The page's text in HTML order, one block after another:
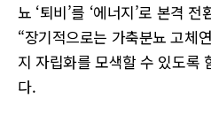
뇨 ‘퇴비’를 ‘에너지’로 본격
“장기적으로는 가축분뇨 고체
지 자립화를 모색할 수 있도록
다.